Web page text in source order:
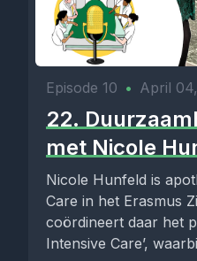
Episode 10 • April
22.
met Nicole
Nicole Hunfeld is
Care in het Erasmus
coördineert daar het
Intensive Care’,